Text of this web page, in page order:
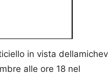
in vista
alle ore 18 nel